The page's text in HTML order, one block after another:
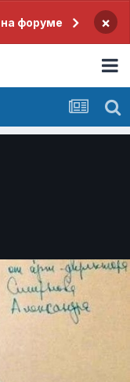
форуме ×